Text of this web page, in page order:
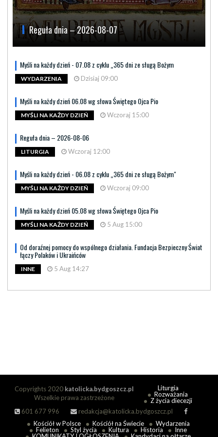
Reguła dnia – 2026-08-07
Myśli na każdy dzień - 07.08 z cyklu „365 dni ze sługą Bożym
WYDARZENIA Dzisiaj 09:00
Myśli na każdy dzień 06.08 wg słowa Świętego Ojca Pio
MYŚLI NA KAŻDY DZIEŃ Wczoraj 15:00
Reguła dnia – 2026-08-06
LITURGIA Wczoraj 12:00
Myśli na każdy dzień - 06.08 z cyklu „365 dni ze sługą Bożym"
MYŚLI NA KAŻDY DZIEŃ Wczoraj 09:00
Myśli na każdy dzień 05.08 wg słowa Świętego Ojca Pio
MYŚLI NA KAŻDY DZIEŃ 5 Aug 15:00
Od doraźnej pomocy do wspólnego działania. Fundacja Bezpieczny Świat
łączy Polaków i Ukraińców
INNE 5 Aug 14:27
Copyrights 2020 katolicka.bydgoszcz.pl
Wszelkie prawa zastrzeżone
601 677 996
redakcja@katolicka.bydgoszcz.pl
Liturgia
Rozważania
Z życia diecezji
Kościół w Polsce Kościół na Świecie
Wydarzenia
Felieton
Styl życia Kultura Historia
Inne